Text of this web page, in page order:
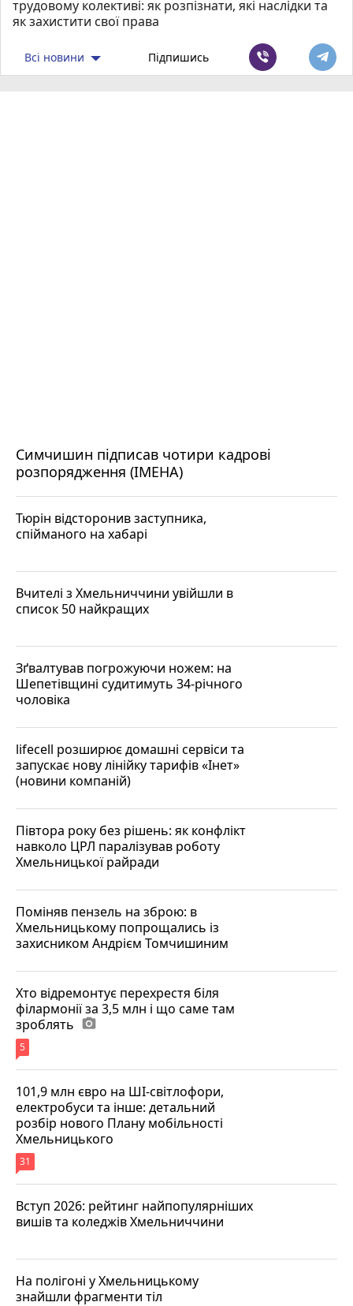
трудовому колективі: як розпізнати, які наслідки та
як захистити свої права
Всі новини Підпишись
Симчишин підписав чотири кадрові
розпорядження (ІМЕНА)
Тюрін відсторонив заступника,
спійманого на хабарі
Вчителі з Хмельниччини увійшли в
список 50 найкращих
Зґвалтував погрожуючи ножем: на
Шепетівщині судитимуть 34-річного
чоловіка
lifecell розширює домашні сервіси та
запускає нову лінійку тарифів «Інет»
(новини компаній)
Півтора року без рішень: як конфлікт
навколо ЦРЛ паралізував роботу
Хмельницької райради
Поміняв пензель на зброю: в
Хмельницькому попрощались із
захисником Андрієм Томчишиним
Хто відремонтує перехрестя біля
філармонії за 3,5 млн і що саме там
зроблять photo_camera
5
101,9 млн євро на ШІ-світлофори,
електробуси та інше: детальний
розбір нового Плану мобільності
Хмельницького
31
Вступ 2026: рейтинг найпопулярніших
вишів та коледжів Хмельниччини
На полігоні у Хмельницькому
знайшли фрагменти тіл